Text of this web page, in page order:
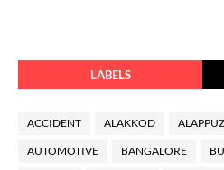
LABELS
ACCIDENT ALAKKOD
AUTOMOTIVE BANGALORE